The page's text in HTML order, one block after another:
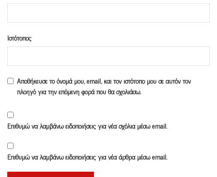
Ιστότοπος
Αποθήκευσε το όνομά μου, email, και τον ιστότοπο μου σε αυτόν τον
πλοηγό για την επόμενη φορά που θα σχολιάσω.
Επιθυμώ να λαμβάνω ειδοποιήσεις για νέα σχόλια μέσω email.
Επιθυμώ να λαμβάνω ειδοποιήσεις για νέα άρθρα μέσω email.